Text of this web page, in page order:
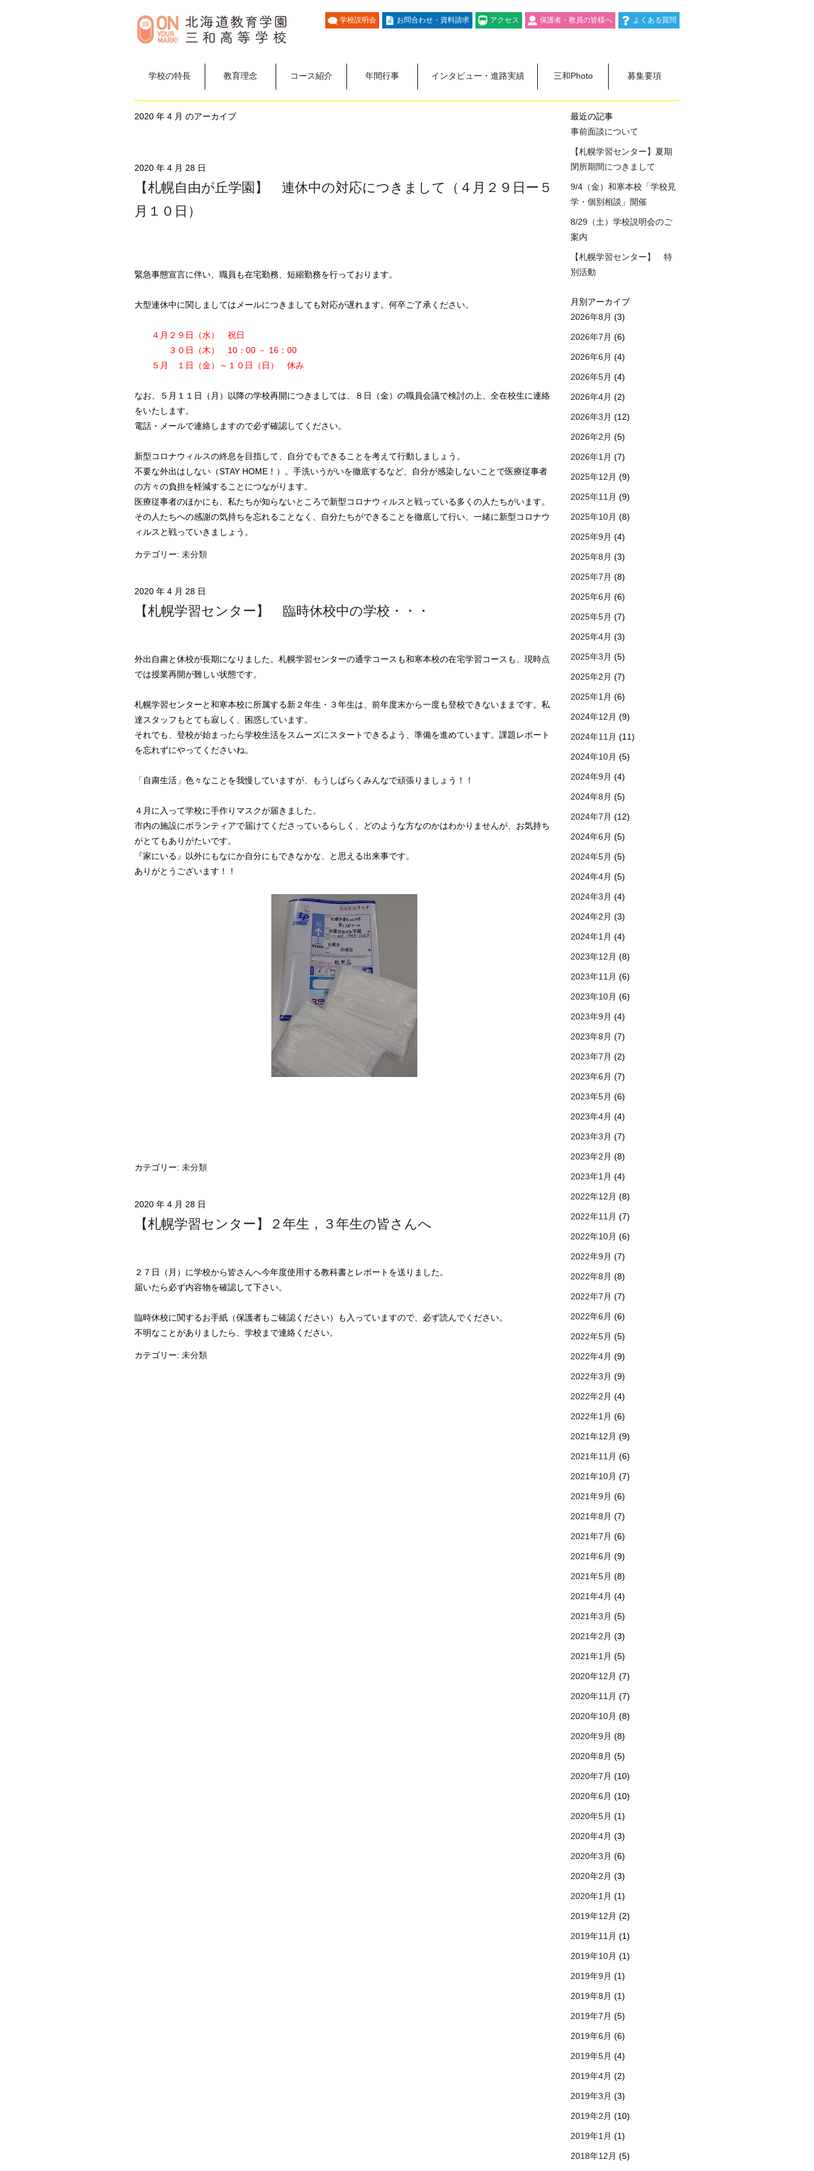
学校説明会 お問合わせ・資料請求 アクセス 保護者・教員の皆様へ よくある質問
学校の特長 教育理念 コース紹介 年間行事 インタビュー・進路実績 三和Photo 募集要項
2020 年 4 月 のアーカイブ
2020 年 4 月 28 日
【札幌自由が丘学園】 連休中の対応につきまして（４月２９日ー５
月１０日）
緊急事態宣言に伴い、職員も在宅勤務、短縮勤務を行っております。
大型連休中に関しましてはメールにつきましても対応が遅れます。何卒ご了承ください。
４月２９日（水） 祝日
３０日（木） 10：00 － 16：00
５月 １日（金）～１０日（日） 休み
なお、５月１１日（月）以降の学校再開につきましては、８日（金）の職員会議で検討の上、全在校生に連絡
をいたします。
電話・メールで連絡しますので必ず確認してください。
新型コロナウィルスの終息を目指して、自分でもできることを考えて行動しましょう。
不要な外出はしない（STAY HOME！）。手洗いうがいを徹底するなど、自分が感染しないことで医療従事者
の方々の負担を軽減することにつながります。
医療従事者のほかにも、私たちが知らないところで新型コロナウィルスと戦っている多くの人たちがいます。
その人たちへの感謝の気持ちを忘れることなく、自分たちができることを徹底して行い、一緒に新型コロナウ
ィルスと戦っていきましょう。
カテゴリー: 未分類
2020 年 4 月 28 日
【札幌学習センター】 臨時休校中の学校・・・
外出自粛と休校が長期になりました。札幌学習センターの通学コースも和寒本校の在宅学習コースも、現時点
では授業再開が難しい状態です。
札幌学習センターと和寒本校に所属する新２年生・３年生は、前年度末から一度も登校できないままです。私
達スタッフもとても寂しく、困惑しています。
それでも、登校が始まったら学校生活をスムーズにスタートできるよう、準備を進めています。課題レポート
を忘れずにやってくださいね。
「自粛生活」色々なことを我慢していますが、もうしばらくみんなで頑張りましょう！！
４月に入って学校に手作りマスクが届きました。
市内の施設にボランティアで届けてくださっているらしく、どのような方なのかはわかりませんが、お気持ち
がとてもありがたいです。
『家にいる』以外にもなにか自分にもできなかな、と思える出来事です。
ありがとうございます！！
カテゴリー: 未分類
2020 年 4 月 28 日
【札幌学習センター】２年生，３年生の皆さんへ
２７日（月）に学校から皆さんへ今年度使用する教科書とレポートを送りました。
届いたら必ず内容物を確認して下さい。
臨時休校に関するお手紙（保護者もご確認ください）も入っていますので、必ず読んでください。
不明なことがありましたら、学校まで連絡ください。
カテゴリー: 未分類
最近の記事
事前面談について
【札幌学習センター】夏期
閉所期間につきまして
9/4（金）和寒本校「学校見
学・個別相談」開催
8/29（土）学校説明会のご
案内
【札幌学習センター】 特
別活動
月別アーカイブ
2026年8月 (3)
2026年7月 (6)
2026年6月 (4)
2026年5月 (4)
2026年4月 (2)
2026年3月 (12)
2026年2月 (5)
2026年1月 (7)
2025年12月 (9)
2025年11月 (9)
2025年10月 (8)
2025年9月 (4)
2025年8月 (3)
2025年7月 (8)
2025年6月 (6)
2025年5月 (7)
2025年4月 (3)
2025年3月 (5)
2025年2月 (7)
2025年1月 (6)
2024年12月 (9)
2024年11月 (11)
2024年10月 (5)
2024年9月 (4)
2024年8月 (5)
2024年7月 (12)
2024年6月 (5)
2024年5月 (5)
2024年4月 (5)
2024年3月 (4)
2024年2月 (3)
2024年1月 (4)
2023年12月 (8)
2023年11月 (6)
2023年10月 (6)
2023年9月 (4)
2023年8月 (7)
2023年7月 (2)
2023年6月 (7)
2023年5月 (6)
2023年4月 (4)
2023年3月 (7)
2023年2月 (8)
2023年1月 (4)
2022年12月 (8)
2022年11月 (7)
2022年10月 (6)
2022年9月 (7)
2022年8月 (8)
2022年7月 (7)
2022年6月 (6)
2022年5月 (5)
2022年4月 (9)
2022年3月 (9)
2022年2月 (4)
2022年1月 (6)
2021年12月 (9)
2021年11月 (6)
2021年10月 (7)
2021年9月 (6)
2021年8月 (7)
2021年7月 (6)
2021年6月 (9)
2021年5月 (8)
2021年4月 (4)
2021年3月 (5)
2021年2月 (3)
2021年1月 (5)
2020年12月 (7)
2020年11月 (7)
2020年10月 (8)
2020年9月 (8)
2020年8月 (5)
2020年7月 (10)
2020年6月 (10)
2020年5月 (1)
2020年4月 (3)
2020年3月 (6)
2020年2月 (3)
2020年1月 (1)
2019年12月 (2)
2019年11月 (1)
2019年10月 (1)
2019年9月 (1)
2019年8月 (1)
2019年7月 (5)
2019年6月 (6)
2019年5月 (4)
2019年4月 (2)
2019年3月 (3)
2019年2月 (10)
2019年1月 (1)
2018年12月 (5)